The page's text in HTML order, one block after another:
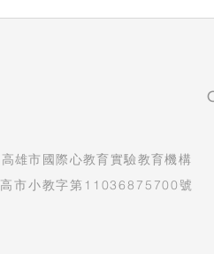
​高雄市國際心教育實驗教育機構
高市小教字第11036875700號